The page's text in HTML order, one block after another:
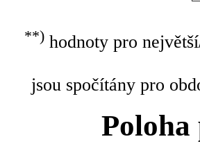
**)hodnoty pro
jsou spočítány pro
Poloha